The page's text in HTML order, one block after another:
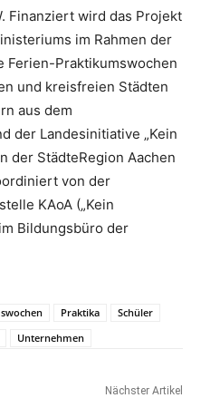
Finanziert wird das Projekt
im Rahmen der
Ferien-Praktikumswochen
und kreisfreien Städten
aus dem
der Landesinitiative „Kein
der StädteRegion Aachen
von der
KAoA („Kein
Bildungsbüro der
Praktika
Schüler
Unternehmen
Nächster Artikel